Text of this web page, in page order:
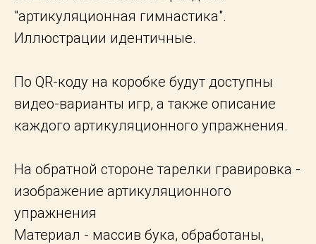
"артикуляционная гимнастика".
Иллюстрации идентичные.
По QR-коду на коробке будут доступны
видео-варианты игр, а также описание
каждого артикуляционного упражнения.
На обратной стороне тарелки гравировка -
изображение артикуляционного
упражнения
Материал - массив бука, обработаны,